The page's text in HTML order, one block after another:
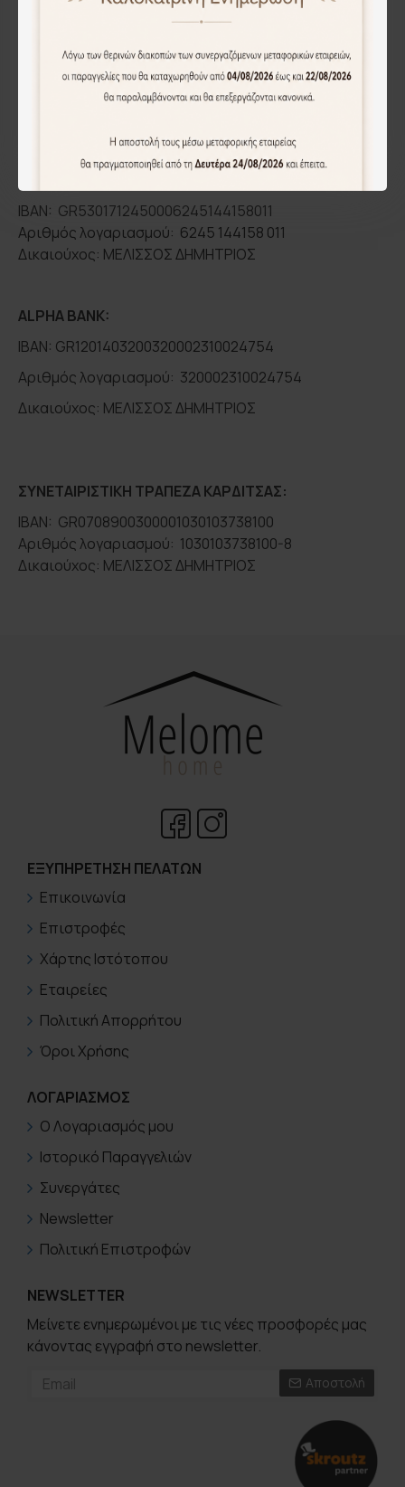
IBAN: GR0702602260000630103271272
Αριθμός λογαριασμού: 00260226630103271272
IBAN: GR5301712450006245144158011
Αριθμός λογαριασμού: 6245 144158 011
Δικαιούχος: ΜΕΛΙΣΣΟΣ ΔΗΜΗΤΡΙΟΣ
ALPHA BANK:
IBAN: GR1201403200320002310024754
Αριθμός λογαριασμού: 320002310024754
Δικαιούχος: ΜΕΛΙΣΣΟΣ ΔΗΜΗΤΡΙΟΣ
ΣΥΝΕΤΑΙΡΙΣΤΙΚΗ ΤΡΑΠΕΖΑ ΚΑΡΔΙΤΣΑΣ:
IBAN: GR0708900300001030103738100
Αριθμός λογαριασμού: 1030103738100-8
Δικαιούχος: ΜΕΛΙΣΣΟΣ ΔΗΜΗΤΡΙΟΣ
ΕΞΥΠΗΡΈΤΗΣΗ ΠΕΛΑΤΏΝ
Επικοινωνία
Επιστροφές
Χάρτης Ιστότοπου
Εταιρείες
Πολιτική Απορρήτου
Όροι Χρήσης
ΛΟΓΑΡΙΑΣΜΟΣ
Ο Λογαριασμός μου
Ιστορικό Παραγγελιών
Συνεργάτες
Newsletter
Πολιτική Επιστροφών
NEWSLETTER
Μείνετε ενημερωμένοι με τις νέες προσφορές μας
κάνοντας εγγραφή στο newsletter.
Αποστολή